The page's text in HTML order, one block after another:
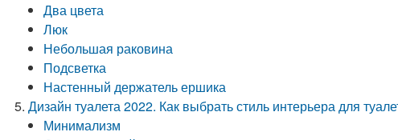
Два цвета
Люк
Небольшая раковина
Подсветка
Настенный держатель ершика
Дизайн туалета 2022. Как выбрать стиль интерьера для
Минимализм